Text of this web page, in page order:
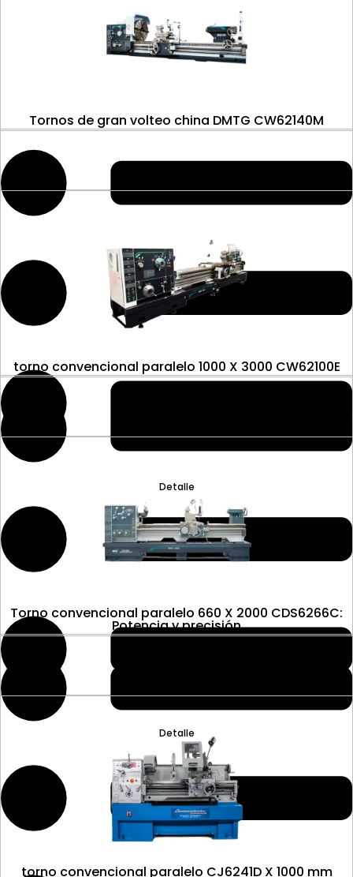
Tornos de gran volteo china DMTG CW62140M
Detalle
torno convencional paralelo 1000 X 3000 CW62100E
Detalle
Torno convencional paralelo 660 X 2000 CDS6266C:
Potencia y precisión
torno convencional paralelo CJ6241D X 1000 mm